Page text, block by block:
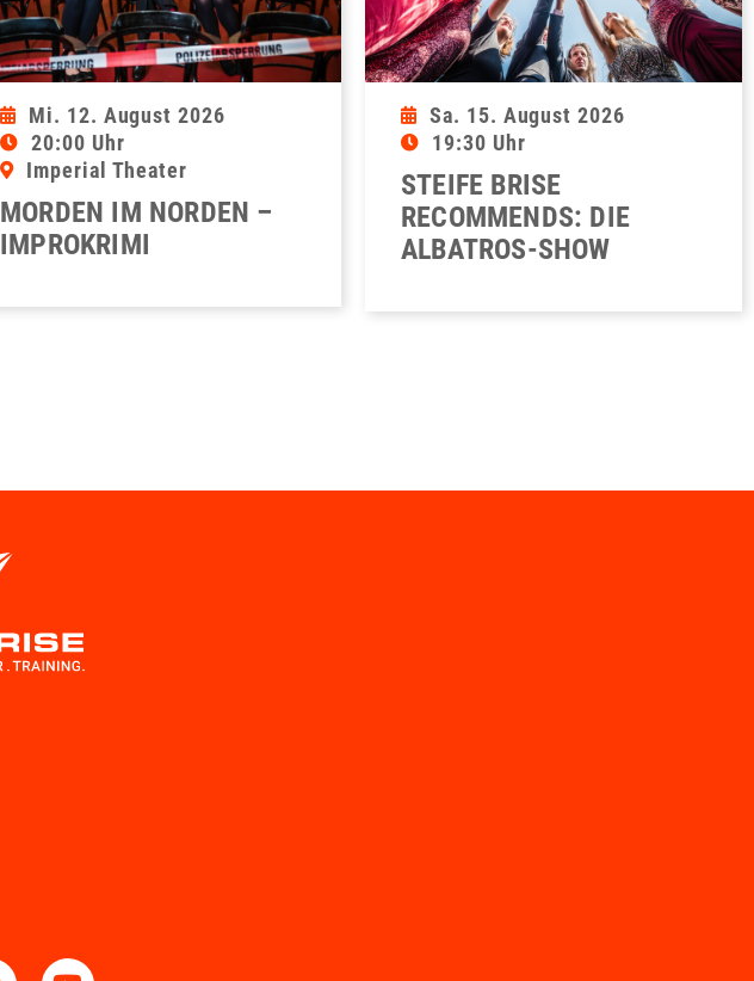
Mi. 12. August 2026
20:00 Uhr
Imperial Theater
MORDEN IM NORDEN –
IMPROKRIMI
Sa. 15. August 2026
19:30 Uhr
STEIFE BRISE
RECOMMENDS: DIE
ALBATROS-SHOW